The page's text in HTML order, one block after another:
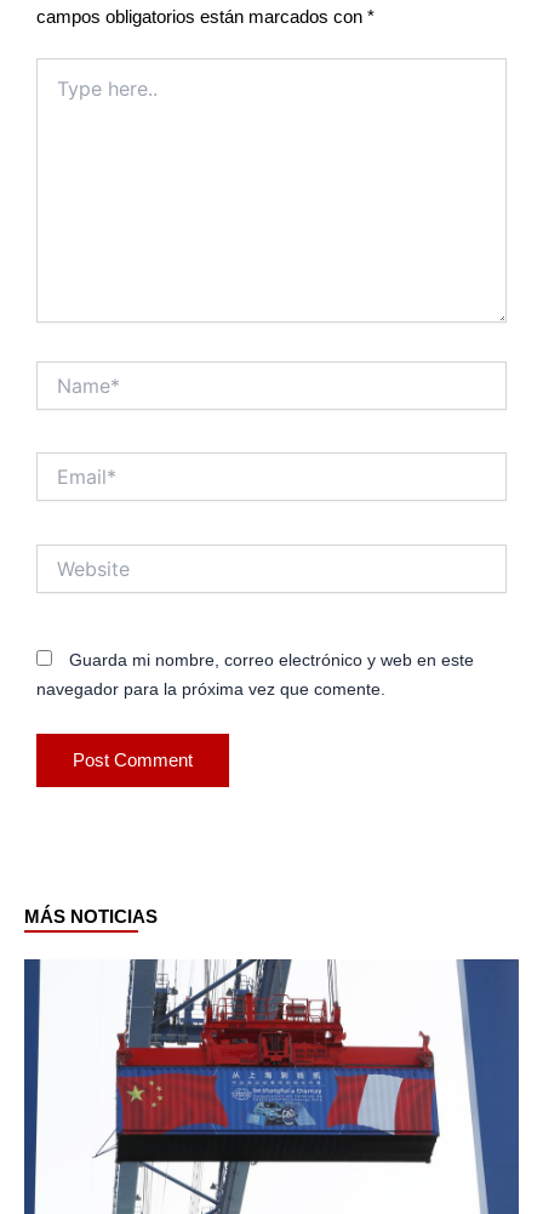
campos obligatorios están marcados con *
here..
Guarda mi nombre, correo electrónico y web en este
navegador para la próxima vez que comente.
MÁS NOTICIAS
Page Page PagePage